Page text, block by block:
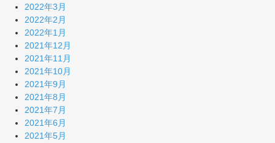
2022年3月
2022年2月
2022年1月
2021年12月
2021年11月
2021年10月
2021年9月
2021年8月
2021年7月
2021年6月
2021年5月